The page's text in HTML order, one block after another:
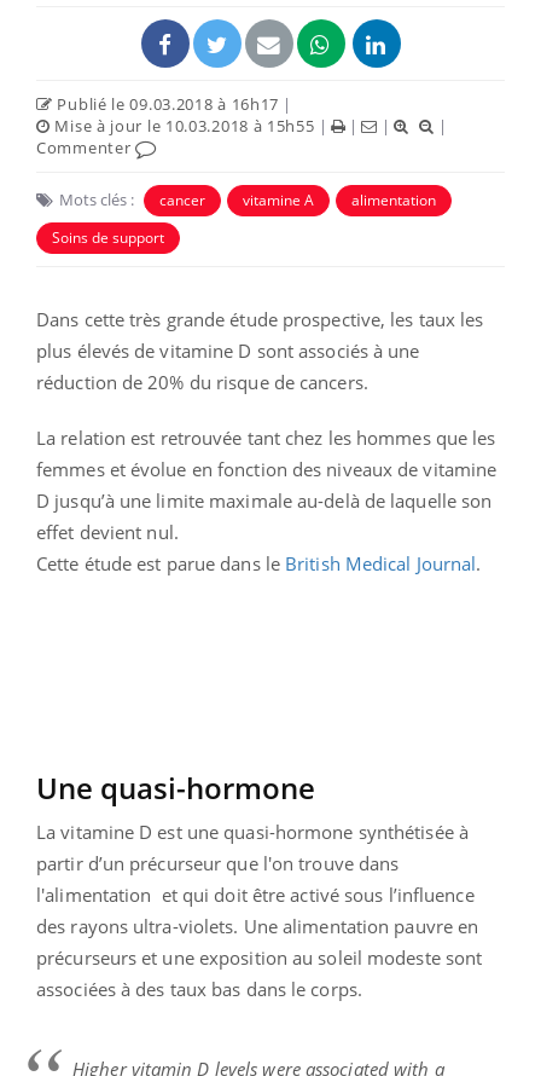
Publié le 09.03.2018 à 16h17 |
Mise à jour le 10.03.2018 à 15h55 | | |
|
Commenter
Mots clés : cancer vitamine A
alimentation
Soins de support
Dans cette très grande étude prospective, les taux les
plus élevés de vitamine D sont associés à une
réduction de 20% du risque de cancers.
La relation est retrouvée tant chez les hommes que les
femmes et évolue en fonction des niveaux de vitamine
D jusqu’à une limite maximale au-delà de laquelle son
effet devient nul.
Cette étude est parue dans le British Medical Journal.
Une quasi-hormone
La vitamine D est une quasi-hormone synthétisée à
partir d’un précurseur que l'on trouve dans
l'alimentation et qui doit être activé sous l’influence
des rayons ultra-violets. Une alimentation pauvre en
précurseurs et une exposition au soleil modeste sont
associées à des taux bas dans le corps.
Higher vitamin D levels were associated with a